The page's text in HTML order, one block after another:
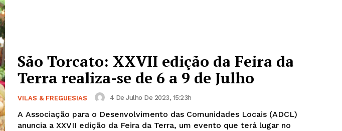
São Torcato: XXVII edição da Feira da
Terra realiza-se de 6 a 9 de Julho
VILAS & FREGUESIAS 4 De Julho De 2023, 15:23h
A Associação para o Desenvolvimento das Comunidades Locais (ADCL)
anuncia a XXVII edição da Feira da Terra, um evento que terá lugar no